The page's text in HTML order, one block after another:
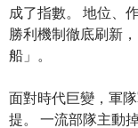
成了指數。 地位、
勝利機制徹底刷新
船」。
面對時代巨變，軍
提。 一流部隊主動